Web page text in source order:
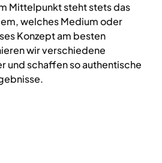
Mittelpunkt steht stets das
welches Medium oder
Konzept am besten
wir verschiedene
und schaffen so authentische